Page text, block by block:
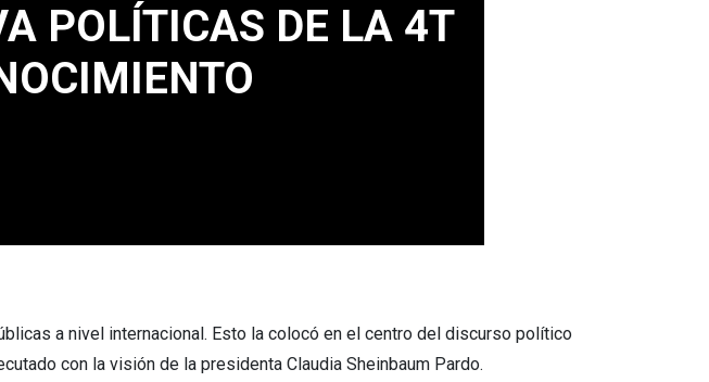
POLÍTICAS DE LA 4T
a nivel internacional. Esto la colocó en el centro del discurso político
con la visión de la presidenta Claudia Sheinbaum Pardo.